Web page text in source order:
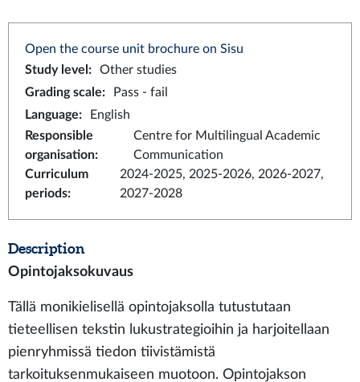
Open the course unit brochure on Sisu
Study level :
Other studies
Grading scale:
Pass - fail
Language:
English
Responsible
organisation:
Centre for Multilingual Academic
Communication
Curriculum
periods:
2024-2025, 2025-2026, 2026-2027,
2027-2028
Description
Opintojaksokuvaus
Tällä monikielisellä opintojaksolla tutustutaan
tieteellisen tekstin lukustrategioihin ja harjoitellaan
pienryhmissä tiedon tiivistämistä
tarkoituksenmukaiseen muotoon. Opintojakson